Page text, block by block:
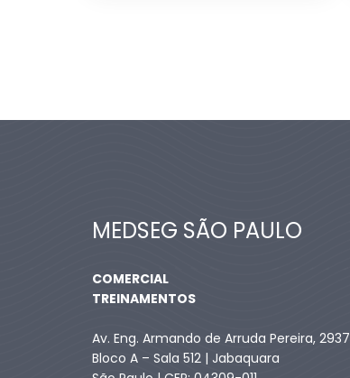
MEDSEG SÃO PAULO
COMERCIAL
TREINAMENTOS
Av. Eng. Armando de Arruda Pereira, 2937
Bloco A – Sala 512 | Jabaquara